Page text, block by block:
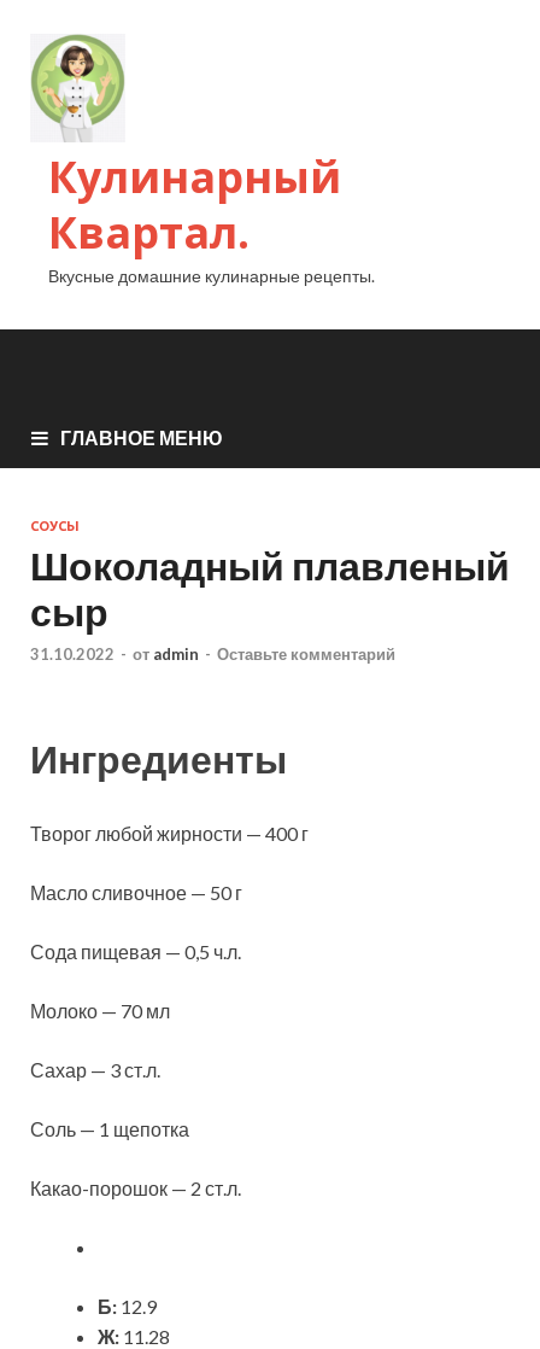
Кулинарный
Квартал.
Вкусные домашние кулинарные рецепты.
ГЛАВНОЕ МЕНЮ
СОУСЫ
Шоколадный плавленый
сыр
31.10.2022 - от admin - Оставьте комментарий
Ингредиенты
Творог любой жирности — 400 г
Масло сливочное — 50 г
Сода пищевая — 0,5 ч.л.
Молоко — 70 мл
Сахар — 3 ст.л.
Соль — 1 щепотка
Какао-порошок — 2 ст.л.
Б: 12.9
Ж: 11.28